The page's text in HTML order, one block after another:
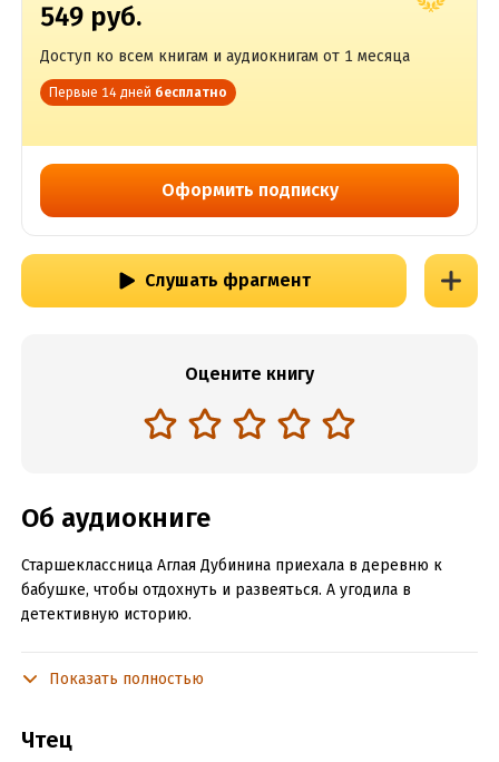
549 руб.
Доступ ко всем книгам и аудиокнигам от 1 месяца
Первые 14 дней бесплатно
Оформить подписку
Слушать фрагмент
Оцените книгу
Об аудиокниге
Старшеклассница Аглая Дубинина приехала в деревню к
бабушке, чтобы отдохнуть и развеяться. А угодила в
детективную историю.
Подробная информация
Год издания:
Показать полностью
Чтец